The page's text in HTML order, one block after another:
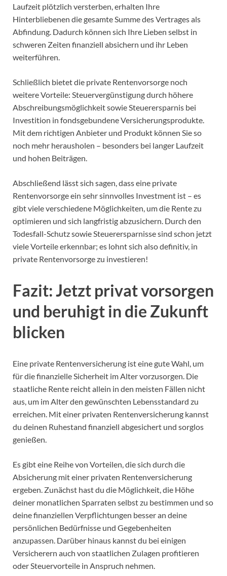
Laufzeit plötzlich versterben, erhalten Ihre
Hinterbliebenen die gesamte Summe des Vertrages als
Abfindung. Dadurch können sich Ihre Lieben selbst in
schweren Zeiten finanziell absichern und ihr Leben
weiterführen.
Schließlich bietet die private Rentenvorsorge noch
weitere Vorteile: Steuervergünstigung durch höhere
Abschreibungsmöglichkeit sowie Steuerersparnis bei
Investition in fondsgebundene Versicherungsprodukte.
Mit dem richtigen Anbieter und Produkt können Sie so
noch mehr herausholen – besonders bei langer Laufzeit
und hohen Beiträgen.
Abschließend lässt sich sagen, dass eine private
Rentenvorsorge ein sehr sinnvolles Investment ist – es
gibt viele verschiedene Möglichkeiten, um die Rente zu
optimieren und sich langfristig abzusichern. Durch den
Todesfall-Schutz sowie Steuerersparnisse sind schon jetzt
viele Vorteile erkennbar; es lohnt sich also definitiv, in
private Rentenvorsorge zu investieren!
Fazit: Jetzt privat vorsorgen
und beruhigt in die Zukunft
blicken
Eine private Rentenversicherung ist eine gute Wahl, um
für die finanzielle Sicherheit im Alter vorzusorgen. Die
staatliche Rente reicht allein in den meisten Fällen nicht
aus, um im Alter den gewünschten Lebensstandard zu
erreichen. Mit einer privaten Rentenversicherung kannst
du deinen Ruhestand finanziell abgesichert und sorglos
genießen.
Es gibt eine Reihe von Vorteilen, die sich durch die
Absicherung mit einer privaten Rentenversicherung
ergeben. Zunächst hast du die Möglichkeit, die Höhe
deiner monatlichen Sparraten selbst zu bestimmen und so
deine finanziellen Verpflichtungen besser an deine
persönlichen Bedürfnisse und Gegebenheiten
anzupassen. Darüber hinaus kannst du bei einigen
Versicherern auch von staatlichen Zulagen profitieren
oder Steuervorteile in Anspruch nehmen.